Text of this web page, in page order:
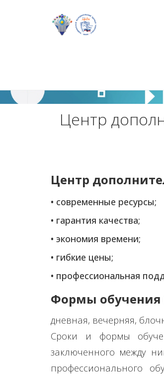
программы
Центр
Центр
• современные ресурсы;
• гарантия качества;
• экономия времени;
• гибкие цены;
• профессиональная
Формы обучения
дневная, вечерняя,
Сроки и формы
заключенного между
профессионального